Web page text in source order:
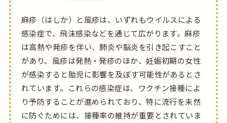
麻疹（はしか）と風疹は、いずれもウイルスによる
感染症で、飛沫感染などを通じて広がります。麻疹
は高熱や発疹を伴い、肺炎や脳炎を引き起こすこと
があり、風疹は発熱・発疹のほか、妊娠初期の女性
が感染すると胎児に影響を及ぼす可能性があるとさ
れています。これらの感染症は、ワクチン接種によ
り予防することが進められており、特に流行を未然
に防ぐためには、接種率の維持が重要とされていま